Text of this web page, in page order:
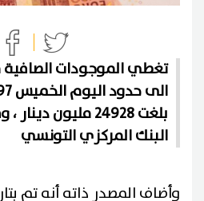
تغطي الموجودات الصافية
بلغت 24928 مليون
البنك المركزي التونسي